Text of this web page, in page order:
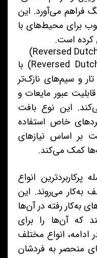
فراهم می‌آورد. این
برای محیط‌های با
کرده است.
بافت هلندی معکوس (Reversed Dutch Weave) با
و سیم‌های نازک‌تر
قابلیت عبور مایعات و
این نوع بافت
خاص استفاده
بر اساس نیازهای
کمک می‌کند.
انواع
می‌روند. این
به‌کار رفته در آن‌ها
که آن‌ها را برای
انواع مختلف
منحصر به فردشان